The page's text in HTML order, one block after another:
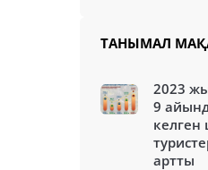
ТАНЫМАЛ
2023
9
келген
артты